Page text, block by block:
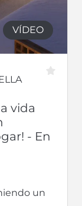
VÍDEO
vida
- En
un